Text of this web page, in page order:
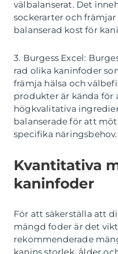
välbalanserat. Det
sockerarter och främjar
balanserad kost för
3. Burgess Excel:
rad olika kaninfoder
främja hälsa och
produkter är kända för
högkvalitativa
balanserade för att
specifika näringsbehov.
Kvantitativa
kaninfoder
För att säkerställa att
mängd foder är det
rekommenderade
kanins storlek, ålder